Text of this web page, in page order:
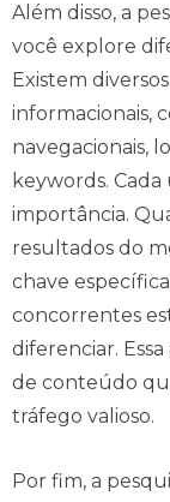
Além disso, a
você explore
Existem
informacionais,
navegacionais,
keywords.
importância.
resultados do
chave
concorrentes
diferenciar.
de conteúdo
tráfego valioso.
Por fim, a